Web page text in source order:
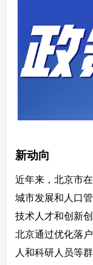
新动向
近年来，北京市
城市发展和人口
技术人才和创新
北京通过优化落
人和科研人员等